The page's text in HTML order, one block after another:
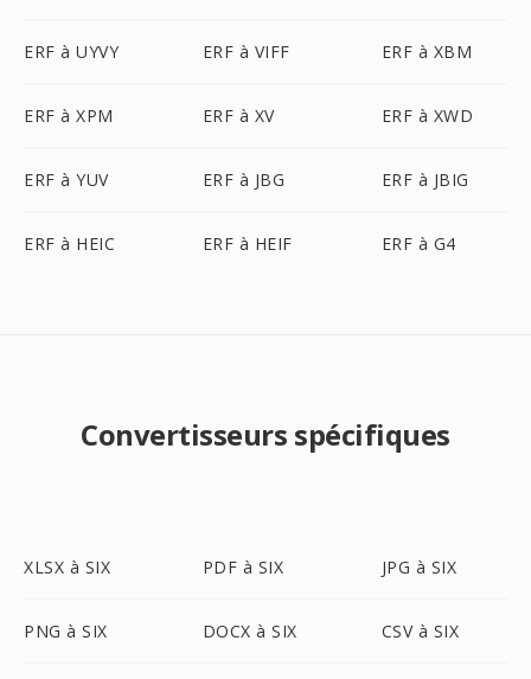
ERF à UYVY ERF à VIFF ERF à XBM
ERF à XPM ERF à XV ERF à XWD
ERF à YUV ERF à JBG ERF à JBIG
ERF à HEIC ERF à HEIF ERF à G4
Convertisseurs spécifiques
XLSX à SIX PDF à SIX JPG à SIX
PNG à SIX DOCX à SIX CSV à SIX